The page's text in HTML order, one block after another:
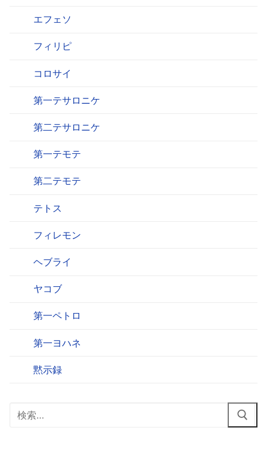
エフェソ
フィリピ
コロサイ
第一テサロニケ
第二テサロニケ
第一テモテ
第二テモテ
テトス
フィレモン
ヘブライ
ヤコブ
第一ペトロ
第一ヨハネ
黙示録